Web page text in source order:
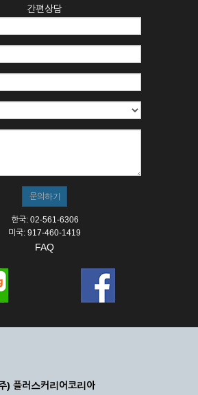
용자가 신청할 경우
을 방해하거나, 정보를 도용한 경우
또는 부정한 용도로 본 서비스를 이용할
승낙 없이 전재, 변조, 복사하여 이용하
제반 사항을 위반하며 신청하는 경우
용 및 중지)
및 고장, 기술적인 이유, 국가비상사태, 정
사는 사전 공지나 예고 없이 서비스의 전
또는 영구적으로 중지할 수 있습니다.
를 제공할 수 없는 합당한 사유가 발생한
3항의 사유로 서비스의 제공이 일시적
.
노력을 다하여야 합니다.
간편상담
한국: 02-561-6306
미국: 917-460-1419
FAQ
) 플러스커리어코리아